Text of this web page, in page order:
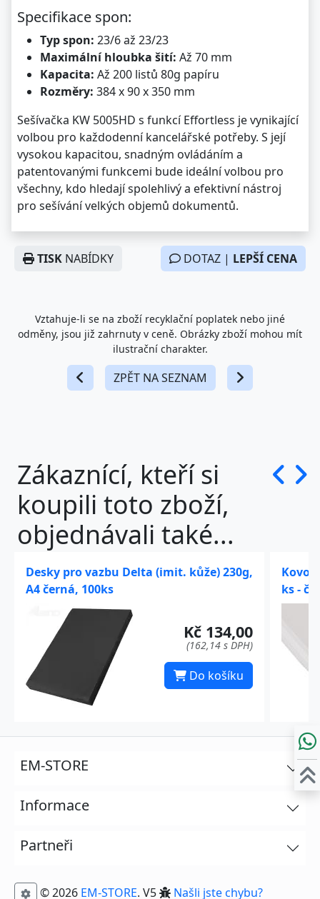
Specifikace spon:
Typ spon: 23/6 až 23/23
Maximální hloubka šití: Až 70 mm
Kapacita: Až 200 listů 80g papíru
Rozměry: 384 x 90 x 350 mm
Sešívačka KW 5005HD s funkcí Effortless je vynikající
volbou pro každodenní kancelářské potřeby. S její
vysokou kapacitou, snadným ovládáním a
patentovanými funkcemi bude ideální volbou pro
všechny, kdo hledají spolehlivý a efektivní nástroj
pro sešívání velkých objemů dokumentů.
TISK NABÍDKY DOTAZ | LEPŠÍ CENA
Vztahuje-li se na zboží recyklační poplatek nebo jiné
odměny, jsou již zahrnuty v ceně. Obrázky zboží mohou mít
ilustrační charakter.
ZPĚT NA SEZNAM
Zákaznící, kteří si
koupili toto zboží,
objednávali také...
Desky pro vazbu Delta (imit. kůže) 230g,
A4 černá, 100ks
Kč 134,00
(162,14 s DPH)
Do košíku
ks -
EM-STORE
Informace
Partneři
© 2026 EM-STORE. V5 Našli jste chybu?